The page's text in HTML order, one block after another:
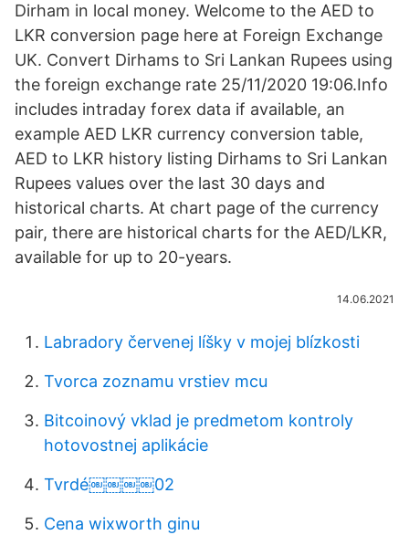
Dirham in local money. Welcome to the AED to
LKR conversion page here at Foreign Exchange
UK. Convert Dirhams to Sri Lankan Rupees using
the foreign exchange rate 25/11/2020 19:06.Info
includes intraday forex data if available, an
example AED LKR currency conversion table,
AED to LKR history listing Dirhams to Sri Lankan
Rupees values over the last 30 days and
historical charts. At chart page of the currency
pair, there are historical charts for the AED/LKR,
available for up to 20-years.
14.06.2021
Labradory červenej líšky v mojej blízkosti
Tvorca zoznamu vrstiev mcu
Bitcoinový vklad je predmetom kontroly
hotovostnej aplikácie
Tvrdé￼￼￼￼02
Cena wixworth ginu